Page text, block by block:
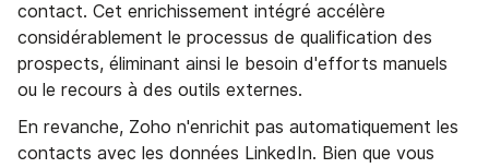
contact. Cet enrichissement intégré accélère
considérablement le processus de qualification des
prospects, éliminant ainsi le besoin d'efforts manuels
ou le recours à des outils externes.
En revanche, Zoho n'enrichit pas automatiquement les
contacts avec les données LinkedIn. Bien que vous